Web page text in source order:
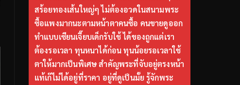
สร้อยทองเส้นใหญ่ๆ ไม่ต้องอวดในสนามพระ
ซื้อแพงมากนะตามหน้าตาคนซื้อ คนขายดูออก
ทำแบบเซียนเจี๊ยบเด็กรับใช้ ได้ของถูกแต่เรา
ต้องรอเวลา ทุนหนาได้ก่อน ทุนน้อยรอเวลาใช้
ตาให้มากเป็นพิเศษ สำคัญพระที่จับอยู่ตรงหน้า
แท้เก๊ไม่ได้อยู่ที่ราคา อยู่ที่ดูเป็นมั้ย รู้จักพระ